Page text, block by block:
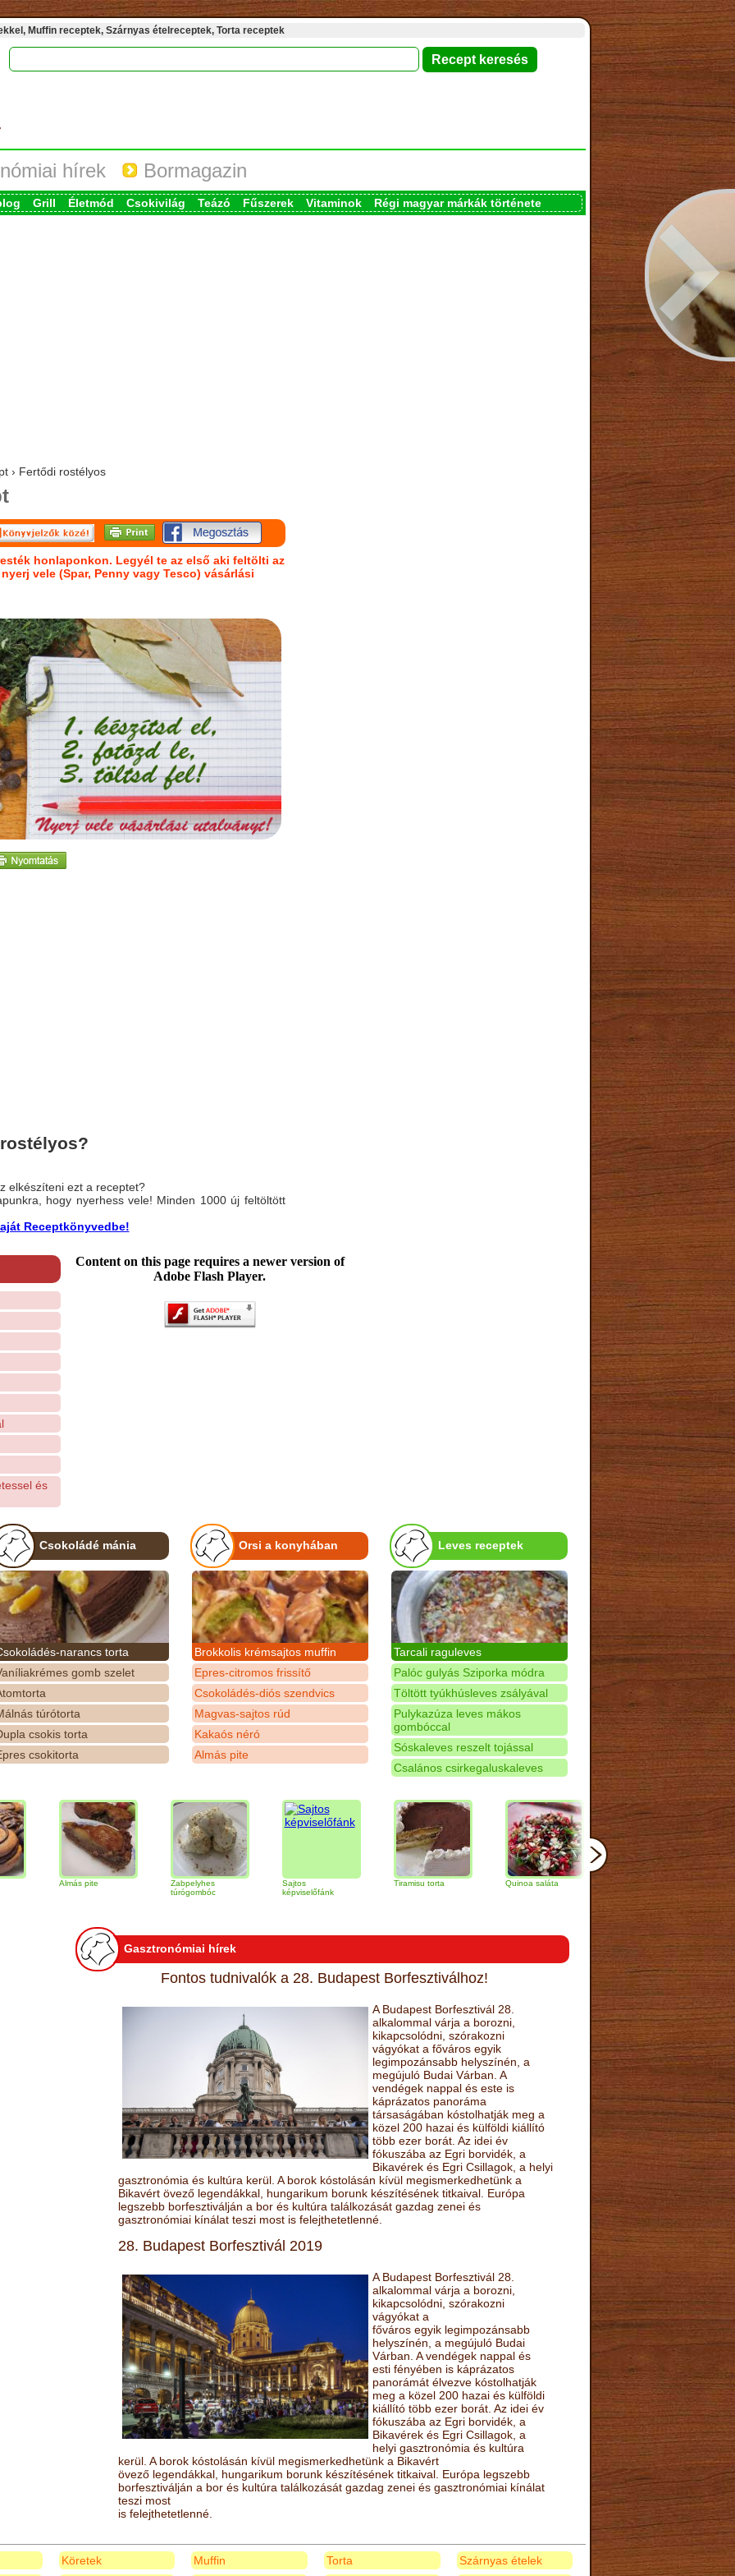
Muffin receptek, Szárnyas ételreceptek, Torta receptek
hírek Bormagazin
Grill Életmód Csokivilág Teázó Fűszerek Vitaminok Régi magyar márkák története
› Fertődi rostélyos
honlaponkon. Legyél te az első aki feltölti az
vele (Spar, Penny vagy Tesco) vásárlási
elkészíteni ezt a receptet?
hogy nyerhess vele! Minden 1000 új feltöltött
Receptkönyvedbe!
és
Content on this page requires a newer version of
Adobe Flash Player.
Csokoládé mánia
narancs torta
gomb szelet
túrótorta
csokis torta
csokitorta
Orsi a konyhában
Brokkolis krémsajtos muffin
Epres-citromos frissítő
Csokoládés-diós szendvics
Magvas-sajtos rúd
Kakaós néró
Almás pite
Leves receptek
Tarcali raguleves
Palóc gulyás Sziporka módra
Töltött tyúkhúsleves zsályával
Pulykazúza leves mákos
gombóccal
Sóskaleves reszelt tojással
Csalános csirkegaluskaleves
Zabpelyhes
túrógombóc
képviselőfánk
Tiramisu torta Quinoa saláta Mandulás kifli
Csokoládés-
narancs
Gasztronómiai hírek
Fontos tudnivalók a 28. Budapest Borfesztiválhoz!
A Budapest Borfesztivál 28.
alkalommal várja a borozni,
kikapcsolódni, szórakozni
vágyókat a főváros egyik
legimpozánsabb helyszínén, a
megújuló Budai Várban. A
vendégek nappal és este is
káprázatos panoráma
társaságában kóstolhatják meg a
közel 200 hazai és külföldi kiállító
több ezer borát. Az idei év
fókuszába az Egri borvidék, a
Bikavérek és Egri Csillagok, a helyi
gasztronómia és kultúra kerül. A borok kóstolásán kívül megismerkedhetünk a
Bikavért övező legendákkal, hungarikum borunk készítésének titkaival. Európa
legszebb borfesztiválján a bor és kultúra találkozását gazdag zenei és
gasztronómiai kínálat teszi most is felejthetetlenné.
28. Budapest Borfesztivál 2019
A Budapest Borfesztivál 28.
alkalommal várja a borozni,
kikapcsolódni, szórakozni
vágyókat a
főváros egyik legimpozánsabb
helyszínén, a megújuló Budai
Várban. A vendégek nappal és
esti fényében is káprázatos
panorámát élvezve kóstolhatják
meg a közel 200 hazai és külföldi
kiállító több ezer borát. Az idei év
fókuszába az Egri borvidék, a
Bikavérek és Egri Csillagok, a
helyi gasztronómia és kultúra
kerül. A borok kóstolásán kívül megismerkedhetünk a Bikavért
övező legendákkal, hungarikum borunk készítésének titkaival. Európa legszebb
borfesztiválján a bor és kultúra találkozását gazdag zenei és gasztronómiai kínálat
teszi most
is felejthetetlenné.
Köretek Muffin Torta Szárnyas ételek